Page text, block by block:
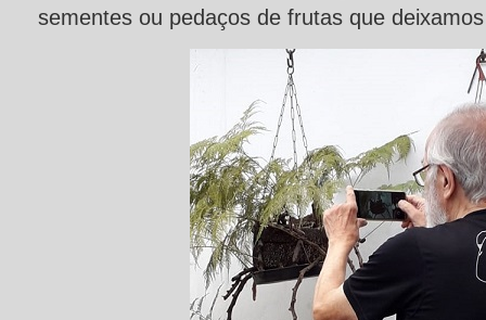
sementes ou pedaços de frutas que